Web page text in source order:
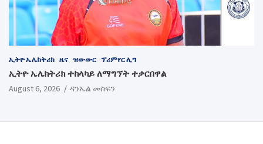
ኢትዮ ኤሌክትሪክ ዜና ዝውውር ፕሪምየር ሊግ
ኢትዮ ኤሌክትሪክ ተከላካይ ለማግኘት ተቃርበዋል
August 6, 2026 ዳንኤል መስፍን